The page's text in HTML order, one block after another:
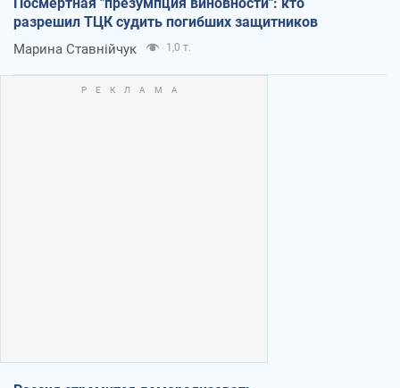
разрешил ТЦК судить погибших защитников
Марина Ставнійчук 1,0 т.